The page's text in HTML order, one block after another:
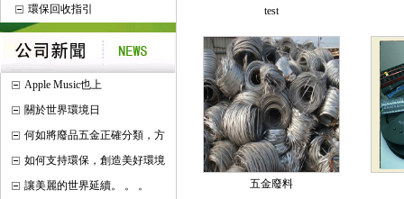
環保回收指引
Apple Music也上
關於世界環境日
何如將廢品五金正確分類，方
如何支持環保，創造美好環境
讓美麗的世界延續。 。 。
test
五金廢料